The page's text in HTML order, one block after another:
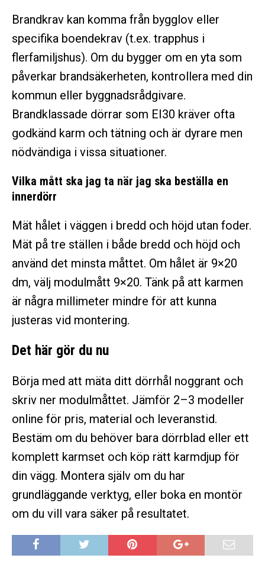
Brandkrav kan komma från bygglov eller
specifika boendekrav (t.ex. trapphus i
flerfamiljshus). Om du bygger om en yta som
påverkar brandsäkerheten, kontrollera med din
kommun eller byggnadsrådgivare.
Brandklassade dörrar som EI30 kräver ofta
godkänd karm och tätning och är dyrare men
nödvändiga i vissa situationer.
Vilka mått ska jag ta när jag ska beställa en
innerdörr
Mät hålet i väggen i bredd och höjd utan foder.
Mät på tre ställen i både bredd och höjd och
använd det minsta måttet. Om hålet är 9×20
dm, välj modulmått 9×20. Tänk på att karmen
är några millimeter mindre för att kunna
justeras vid montering.
Det här gör du nu
Börja med att mäta ditt dörrhål noggrant och
skriv ner modulmåttet. Jämför 2–3 modeller
online för pris, material och leveranstid.
Bestäm om du behöver bara dörrblad eller ett
komplett karmset och köp rätt karmdjup för
din vägg. Montera själv om du har
grundläggande verktyg, eller boka en montör
om du vill vara säker på resultatet.